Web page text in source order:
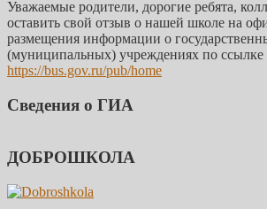
Уважаемые родители, дорогие ребята,
оставить свой отзыв о нашей школе на
размещения информации о
(муниципальных) учреждениях по ссылке
https://bus.gov.ru/pub/home
Сведения о ГИА
ДОБРОШКОЛА